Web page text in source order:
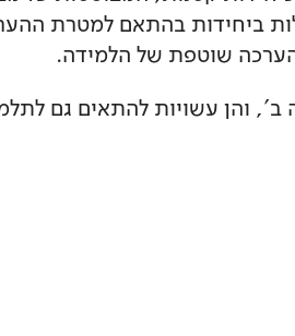
ביחידות בהתאם למטרת
שוטפת של הלמידה.
ב', והן עשויות להתאים גם